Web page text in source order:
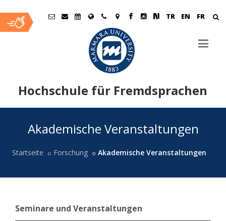
TR EN FR
Hochschule für Fremdsprachen
İçerikAkademische Veranstaltungen
Startseite Forschung Akademische Veranstaltungen
Seminare und Veranstaltungen